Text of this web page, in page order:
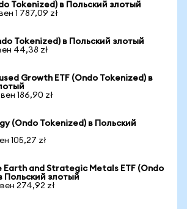
Tokenized) в Польский злотый
1 787,09 zł
Tokenized) в Польский злотый
44,38 zł
Growth ETF (Ondo Tokenized) в
186,90 zł
(Ondo Tokenized) в Польский
105,27 zł
Earth and Strategic Metals ETF (Ondo
Польский злотый
274,92 zł